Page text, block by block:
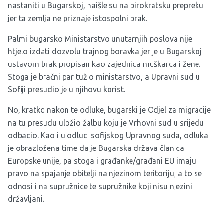
nastaniti u Bugarskoj, naišle su na birokratsku prepreku
jer ta zemlja ne priznaje istospolni brak.
Palmi bugarsko Ministarstvo unutarnjih poslova nije
htjelo izdati dozvolu trajnog boravka jer je u Bugarskoj
ustavom brak propisan kao zajednica muškarca i žene.
Stoga je bračni par tužio ministarstvo, a Upravni sud u
Sofiji presudio je u njihovu korist.
No, kratko nakon te odluke, bugarski je Odjel za migracije
na tu presudu uložio žalbu koju je Vrhovni sud u srijedu
odbacio. Kao i u odluci sofijskog Upravnog suda, odluka
je obrazložena time da je Bugarska država članica
Europske unije, pa stoga i građanke/građani EU imaju
pravo na spajanje obitelji na njezinom teritoriju, a to se
odnosi i na supružnice te supružnike koji nisu njezini
državljani.